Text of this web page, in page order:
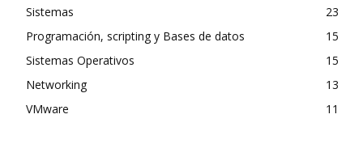
Sistemas
23
Programación, scripting y Bases de datos
15
Sistemas Operativos
15
Networking
13
VMware
11